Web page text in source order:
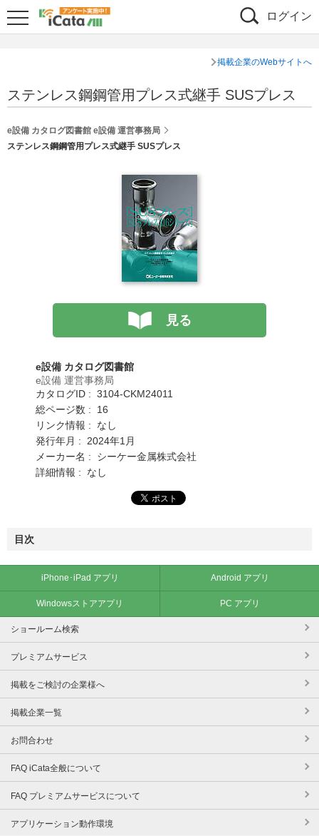
ログイン
掲載企業のWebサイトへ
ステンレス鋼鋼管用プレス式継手 SUSプレス
e設備 カタログ図書館 e設備 運営事務局
ステンレス鋼鋼管用プレス式継手 SUSプレス
見る
e設備 カタログ図書館
e設備 運営事務局
カタログID : 3104-CKM24011
総ページ数 : 16
リンク情報 : なし
発行年月 : 2024年1月
メーカー名 : シーケー金属株式会社
詳細情報 : なし
目次
iPhone･iPad アプリ Android アプリ
Windowsストアアプリ PC アプリ
ショールーム検索
プレミアムサービス
掲載をご検討の企業様へ
掲載企業一覧
お問合わせ
FAQ iCata全般について
FAQ プレミアムサービスについて
アプリケーション動作環境